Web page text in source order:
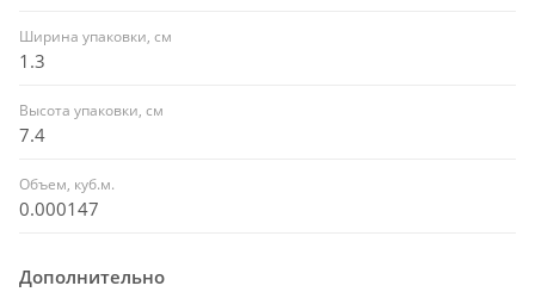
Ширина упаковки, см
1.3
Высота упаковки, см
7.4
Объем, куб.м.
0.000147
Дополнительно